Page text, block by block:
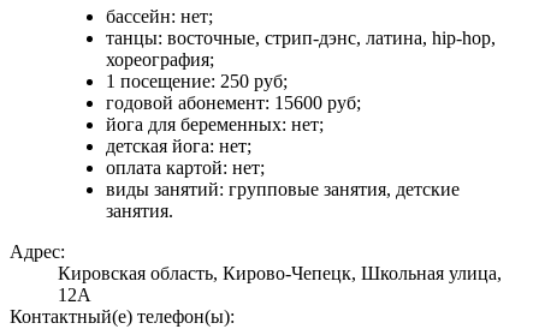
бассейн: нет;
танцы: восточные, стрип-дэнс, латина, hip-hop,
хореография;
1 посещение: 250 руб;
годовой абонемент: 15600 руб;
йога для беременных: нет;
детская йога: нет;
оплата картой: нет;
виды занятий: групповые занятия, детские
занятия.
Адрес:
Кировская область, Кирово-Чепецк, Школьная улица,
12А
Контактный(е) телефон(ы):